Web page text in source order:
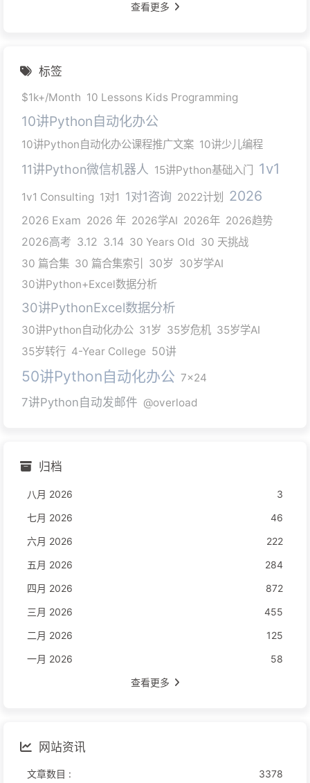
查看更多
标签
$1k+/Month 10 Lessons Kids Programming
10讲Python自动化办公
10讲Python自动化办公课程推广文案 10讲少儿编程
11讲Python微信机器人 15讲Python基础入门 1v1
1v1 Consulting 1对1 1对1咨询 2022计划 2026
2026 Exam 2026 年 2026学AI 2026年 2026趋势
2026高考 3.12 3.14 30 Years Old 30 天挑战
30 篇合集 30 篇合集索引 30岁 30岁学AI
30讲Python+Excel数据分析
30讲PythonExcel数据分析
30讲Python自动化办公 31岁 35岁危机 35岁学AI
35岁转行 4-Year College 50讲
50讲Python自动化办公 7x24
7讲Python自动发邮件 @overload
归档
八月 2026
3
七月 2026
46
六月 2026
222
五月 2026
284
四月 2026
872
三月 2026
455
二月 2026
125
一月 2026
58
查看更多
网站资讯
文章数目 : 3378